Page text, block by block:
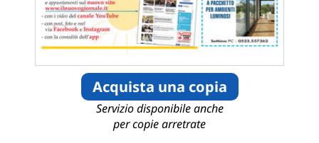
Acquista una copia
Servizio disponibile anche
per copie arretrate